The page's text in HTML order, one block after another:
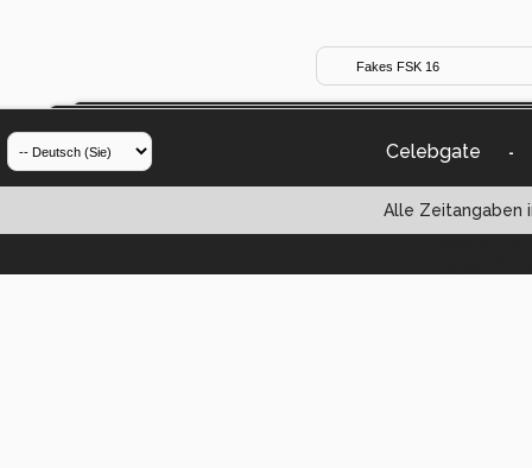
Celebgate -
Alle Zeitangaben